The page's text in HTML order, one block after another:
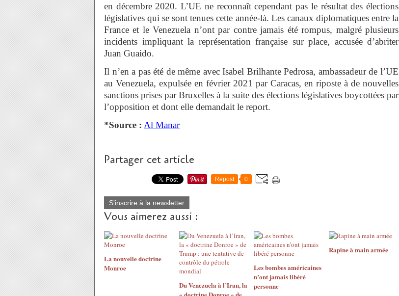
en décembre 2020. L’UE ne reconnaît cependant pas le résultat des élections
législatives qui se sont tenues cette année-là. Les canaux diplomatiques entre la
France et le Venezuela n’ont par contre jamais été rompus, malgré plusieurs
incidents impliquant la représentation française sur place, accusée d’abriter
Juan Guaido.
Il n’en a pas été de même avec Isabel Brilhante Pedrosa, ambassadeur de l’UE
au Venezuela, expulsée en février 2021 par Caracas, en riposte à de nouvelles
sanctions prises par Bruxelles à la suite des élections législatives boycottées par
l’opposition et dont elle demandait le report.
*Source : Al Manar
Partager cet article
Repost 0
S'inscrire à la newsletter
Vous aimerez aussi :
La nouvelle doctrine
Monroe
Du Venezuela à l’Iran, la
Les bombes américaines
n’ont jamais libéré
personne
Rapine à main armée